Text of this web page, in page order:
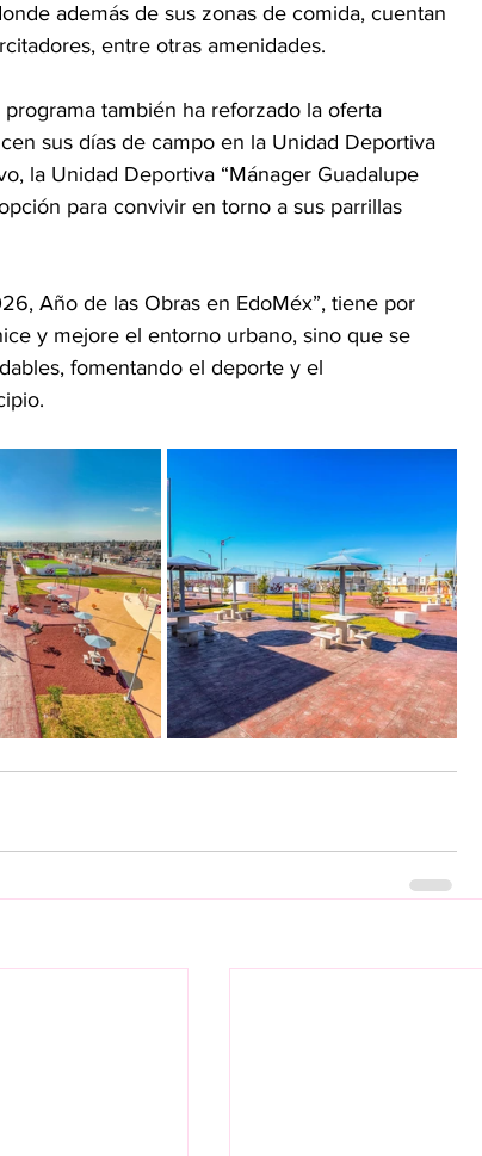
además de sus zonas de comida, cuentan
entre otras amenidades.
también ha reforzado la oferta
sus días de campo en la Unidad Deportiva
la Unidad Deportiva “Mánager Guadalupe
para convivir en torno a sus parrillas
Año de las Obras en EdoMéx”, tiene por
y mejore el entorno urbano, sino que se
fomentando el deporte y el